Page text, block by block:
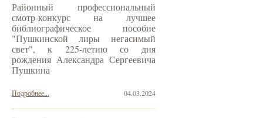
Районный профессиональный
смотр-конкурс на лучшее
библиографическое пособие
"Пушкинской лиры негасимый
свет", к 225-летию со дня
рождения Александра Сергеевича
Пушкина
04.03.2024
Подробнее...